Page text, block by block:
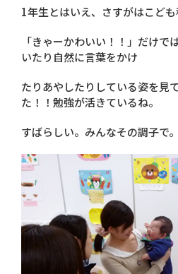
1年生とはいえ、さすがはこども
「きゃーかわいい！！」だけで
いたり自然に言葉をかけ
たりあやしたりしている姿を見
た！！勉強が活きているね。
すばらしい。みんなその調子で。